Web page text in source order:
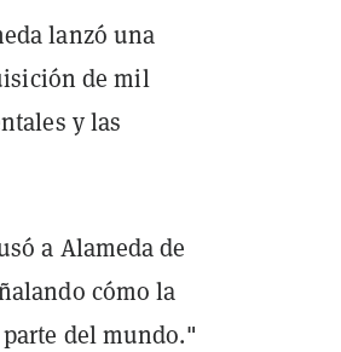
lanzó una
de mil
y las
a Alameda de
cómo la
del mundo."